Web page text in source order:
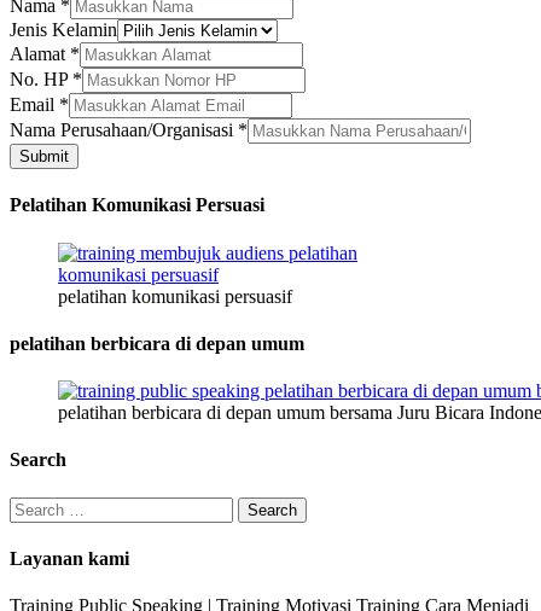
Nama *
Jenis Kelamin
Alamat *
No. HP *
Email *
Kelamin
Email
Perusahaan/Organisasi
Nama Perusahaan/Organisasi *
Submit
Pelatihan Komunikasi Persuasi
pelatihan komunikasi persuasif
pelatihan berbicara di depan umum
pelatihan berbicara di depan umum bersama Juru Bicara
Search
Search
for:
Layanan kami
Training Public Speaking | Training Motivasi Training Cara Menjadi